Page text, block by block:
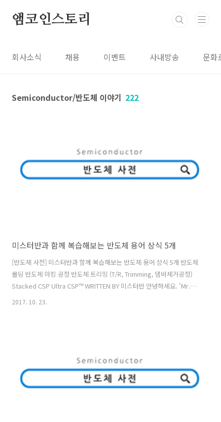
앰코인스토리
회사소식 채용 이벤트 사내방송 문화
Semiconductor/반도체 이야기 222
미스터반과 함께 복습해보는 반도체 용어 상식 5개
[반도체 사전] 미스터반과 함께 복습해보는 반도체 용어 상식 5개 반도체
몰딩 반도체 마킹 공정 반도체 트리밍 (T/R, Trimming, 댐바제거공정)
Stacked CSP Ultra CSP™ WRITTEN BY 미스터반 안녕하세요. 'Mr.
반'입니다. 반도체 정보와 따끈한 문화소식을 전해드리는 '앰코인스토
2017. 10. 23.